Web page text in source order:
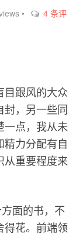
•
4 条评
目跟风的大众
封，另一些同
一点，我从未
精力分配有自
从重要程度来
面的书，不
得花。前端领